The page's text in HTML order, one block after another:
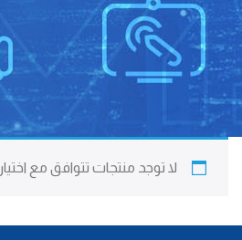
لا توجد منتجات تتوافق مع